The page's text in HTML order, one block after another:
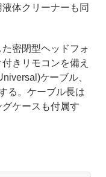
体クリーナーも同
密閉型ヘッドフォ
きリモコンを備え
ケーブル、
る。ケーブル長は
ケースも付属す